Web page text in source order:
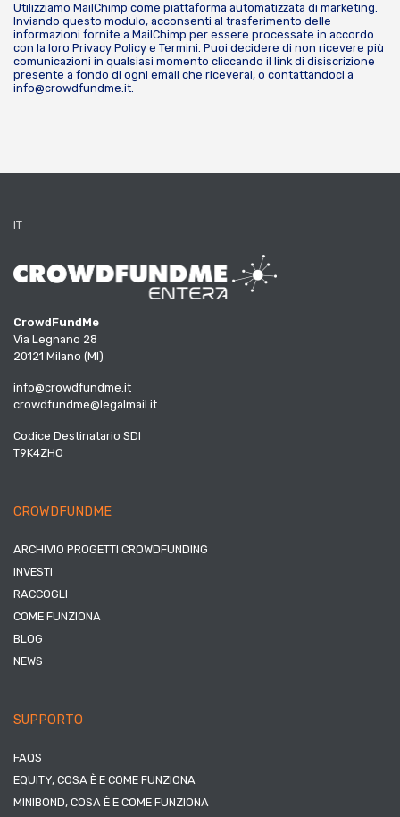
Utilizziamo MailChimp come piattaforma automatizzata di marketing.
Inviando questo modulo, acconsenti al trasferimento delle
informazioni fornite a MailChimp per essere processate in accordo
con la loro Privacy Policy e Termini. Puoi decidere di non ricevere più
comunicazioni in qualsiasi momento cliccando il link di disiscrizione
presente a fondo di ogni email che riceverai, o contattandoci a
info@crowdfundme.it.
IT
CrowdFundMe
Via Legnano 28
20121 Milano (MI)
info@crowdfundme.it
crowdfundme@legalmail.it
Codice Destinatario SDI
T9K4ZHO
CROWDFUNDME
ARCHIVIO PROGETTI CROWDFUNDING
INVESTI
RACCOGLI
COME FUNZIONA
BLOG
NEWS
SUPPORTO
FAQS
EQUITY, COSA È E COME FUNZIONA
MINIBOND, COSA È E COME FUNZIONA